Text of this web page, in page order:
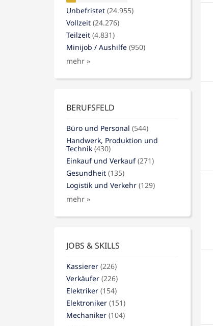
Unbefristet (24.955)
Vollzeit (24.276)
Teilzeit (4.831)
Minijob / Aushilfe (950)
mehr »
BERUFSFELD
Büro und Personal (544)
Handwerk, Produktion und
Technik (430)
Einkauf und Verkauf (271)
Gesundheit (135)
Logistik und Verkehr (129)
mehr »
JOBS & SKILLS
Kassierer (226)
Verkäufer (226)
Elektriker (154)
Elektroniker (151)
Mechaniker (104)